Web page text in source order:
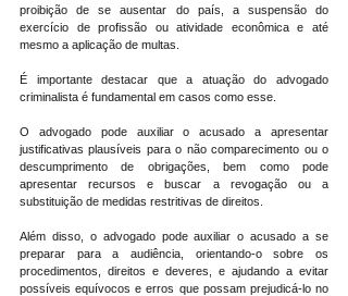
proibição de se ausentar do país, a suspensão do
exercício de profissão ou atividade econômica e até
mesmo a aplicação de multas.
É importante destacar que a atuação do advogado
criminalista é fundamental em casos como esse.
O advogado pode auxiliar o acusado a apresentar
justificativas plausíveis para o não comparecimento ou o
descumprimento de obrigações, bem como pode
apresentar recursos e buscar a revogação ou a
substituição de medidas restritivas de direitos.
Além disso, o advogado pode auxiliar o acusado a se
preparar para a audiência, orientando-o sobre os
procedimentos, direitos e deveres, e ajudando a evitar
possíveis equívocos e erros que possam prejudicá-lo no